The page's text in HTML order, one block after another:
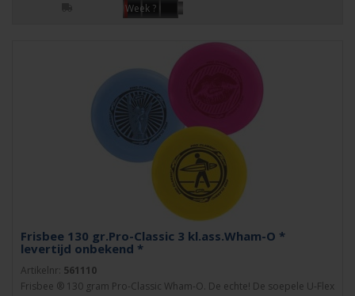
Week ?
Frisbee 130 gr.Pro-Classic 3 kl.ass.Wham-O *
levertijd onbekend *
Artikelnr: 561110
Frisbee ® 130 gram Pro-Classic Wham-O. De echte! De soepele U-Flex